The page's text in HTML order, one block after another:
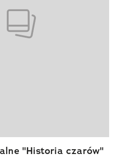
"Historia czarów"